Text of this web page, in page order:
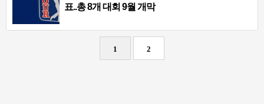
표..총 8개 대회 9월 개막
1 2